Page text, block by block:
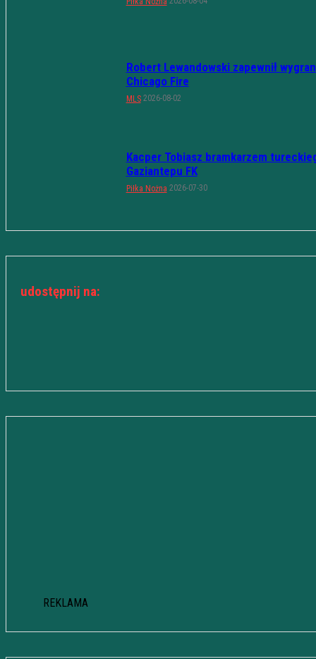
Robert Lewandowski zapewnił
Chicago Fire
MLS 2026-08-02
Kacper Tobiasz bramkarzem
Gaziantepu FK
Piłka Nożna 2026-07-30
udostępnij na:
REKLAMA